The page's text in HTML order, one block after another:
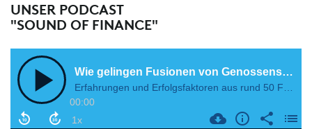
UNSER PODCAST
"SOUND OF FINANCE"